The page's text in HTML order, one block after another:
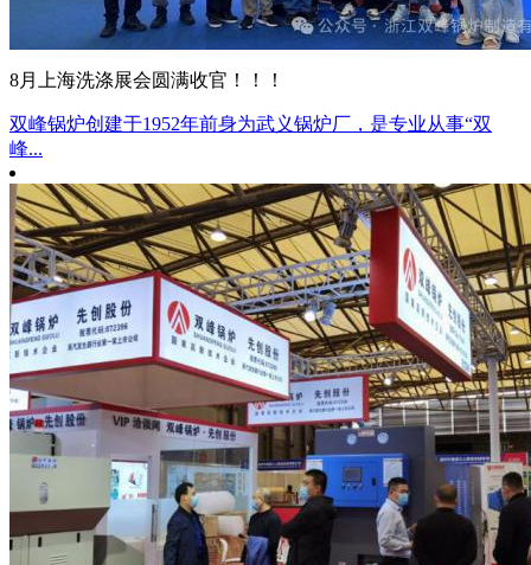
8月上海洗涤展会圆满收官！！！
双峰锅炉创建于1952年前身为武义锅炉厂，是专业从事“双
峰...